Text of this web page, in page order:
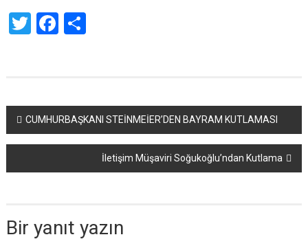
TwitterFacebook
Share
Yazı
dolaşımı
CUMHURBAŞKANI STEİNMEİER’DEN BAYRAM KUTLAMASI
İletişim Müşaviri Soğukoğlu’ndan Kutlama
Bir yanıt yazın